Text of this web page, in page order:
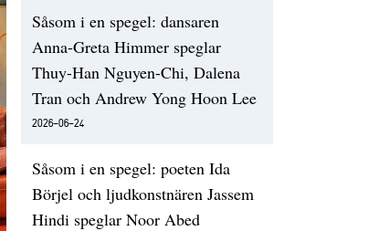
Såsom i en spegel: dansaren
Anna-Greta Himmer speglar
Thuy-Han Nguyen-Chi, Dalena
Tran och Andrew Yong Hoon Lee
2026-06-24
Såsom i en spegel: poeten Ida
Börjel och ljudkonstnären Jassem
Hindi speglar Noor Abed